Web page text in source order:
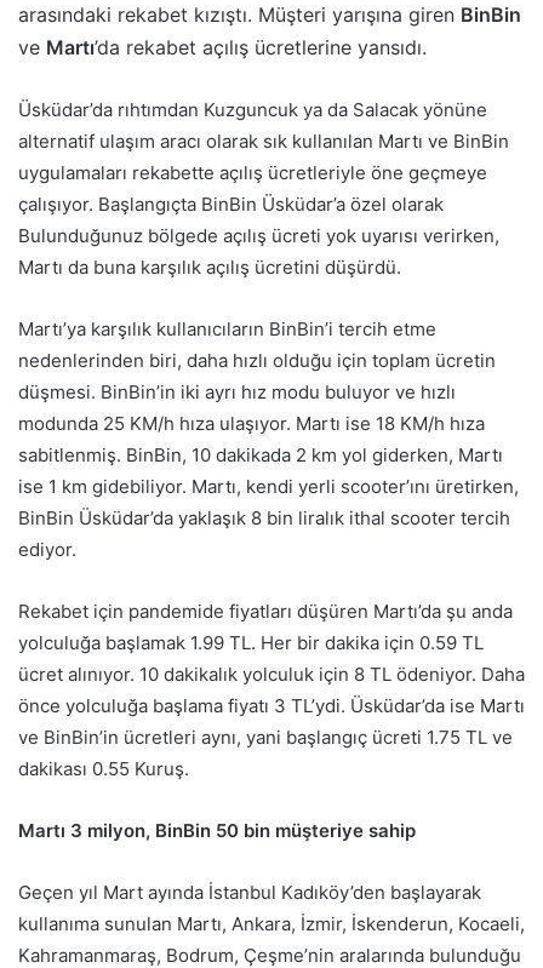
k
arasındaki rekabet kızıştı. Müşteri yarışına giren BinBin
ve Martı’da rekabet açılış ücretlerine yansıdı.
Üsküdar’da rıhtımdan Kuzguncuk ya da Salacak yönüne
alternatif ulaşım aracı olarak sık kullanılan Martı ve BinBin
uygulamaları rekabette açılış ücretleriyle öne geçmeye
çalışıyor. Başlangıçta BinBin Üsküdar’a özel olarak
Bulunduğunuz bölgede açılış ücreti yok uyarısı verirken,
Martı da buna karşılık açılış ücretini düşürdü.
Martı’ya karşılık kullanıcıların BinBin’i tercih etme
nedenlerinden biri, daha hızlı olduğu için toplam ücretin
düşmesi. BinBin’in iki ayrı hız modu buluyor ve hızlı
modunda 25 KM/h hıza ulaşıyor. Martı ise 18 KM/h hıza
sabitlenmiş. BinBin, 10 dakikada 2 km yol giderken, Martı
ise 1 km gidebiliyor. Martı, kendi yerli scooter’ını üretirken,
BinBin Üsküdar’da yaklaşık 8 bin liralık ithal scooter tercih
ediyor.
Rekabet için pandemide fiyatları düşüren Martı’da şu anda
yolculuğa başlamak 1.99 TL. Her bir dakika için 0.59 TL
ücret alınıyor. 10 dakikalık yolculuk için 8 TL ödeniyor. Daha
önce yolculuğa başlama fiyatı 3 TL’ydi. Üsküdar’da ise Martı
ve BinBin’in ücretleri aynı, yani başlangıç ücreti 1.75 TL ve
dakikası 0.55 Kuruş.
Martı 3 milyon, BinBin 50 bin müşteriye sahip
Geçen yıl Mart ayında İstanbul Kadıköy’den başlayarak
kullanıma sunulan Martı, Ankara, İzmir, İskenderun, Kocaeli,
Kahramanmaraş, Bodrum, Çeşme’nin aralarında bulunduğu